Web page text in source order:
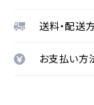
送料・配送
お支払い方